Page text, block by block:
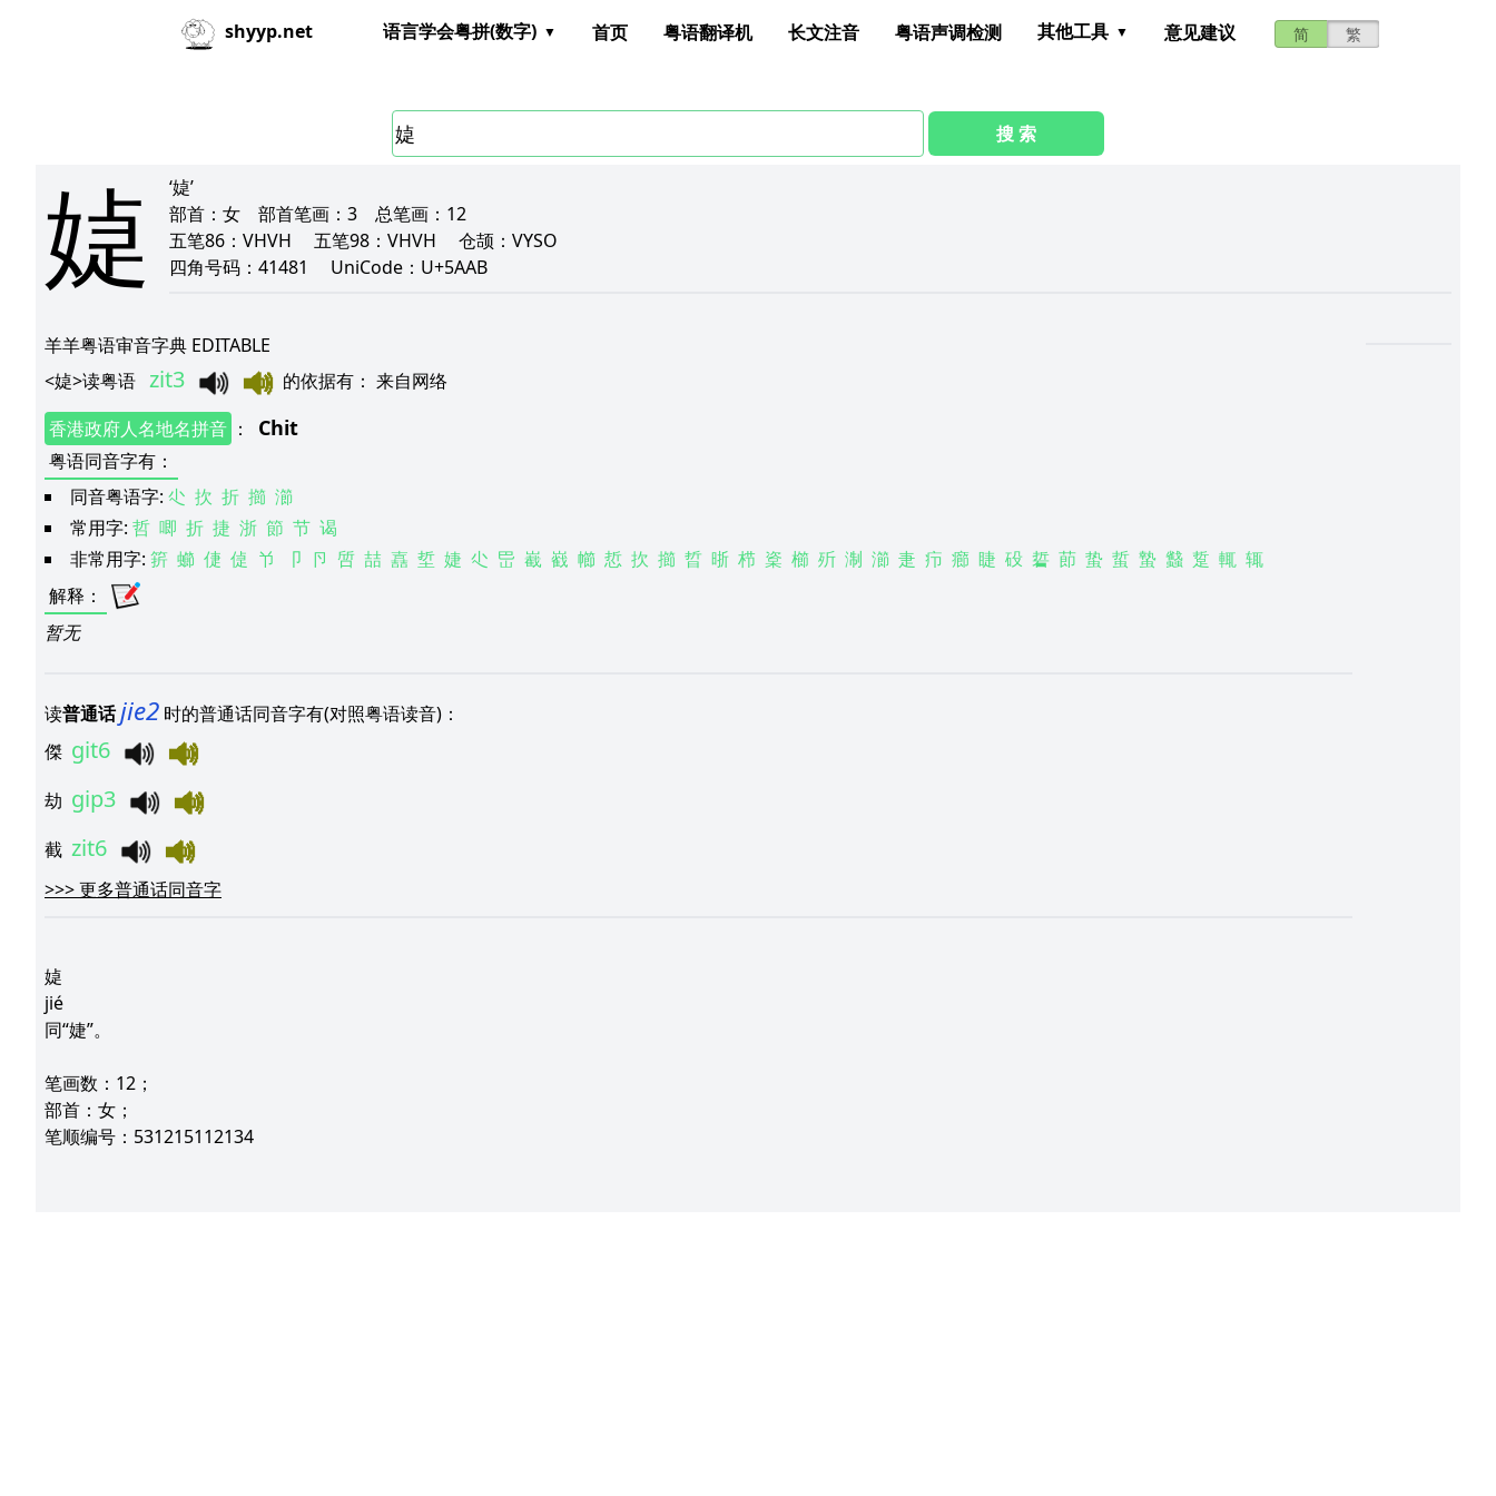
shyyp.net 简 繁
语言学会粤拼(数字) 首页 粤语翻译机 长文注音 粤语声调检测 其他工具 意见建议
搜 索
媫
‘媫’
部首： 女 部首笔画： 3 总笔画： 12
五笔86： VHVH 五笔98： VHVH 仓颉： VYSO
四角号码： 41481 UniCode： U+5AAB
羊羊粤语审音字典 EDITABLE
<媫>读粤语 zit3 的依据有 ： 来自网络
香港政府人名地名拼音 ： Chit
粤语同音字有 ：
同音粤语字: 尐 扻 折 擳 瀄
常用字: 哲 唧 折 捷 浙 節 节 谒
非常用字: 䇽 䗻 倢 偼 兯 卩 卪 啠 喆 嚞 埑 婕 尐 岊 嶻 巀 幯 悊 扻 擳 晢 晣 栉 楶 櫛 歽 淛 瀄 疌 疖 癤 睫 砓 硩 莭 蛰 蜇 蟄 蠽 踅 輒 辄
解释 ：
暂无
读普通话jie2 时的普通话同音字有(对照粤语读音)：
傑 git6
劫 gip3
截 zit6
>>>更多普通话同音字
媫
jié
同“婕”。
笔画数：12；
部首：女；
笔顺编号：531215112134